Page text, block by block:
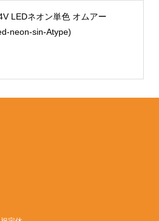
LEDネオン単色 オムアー
neon-sin-Atype)